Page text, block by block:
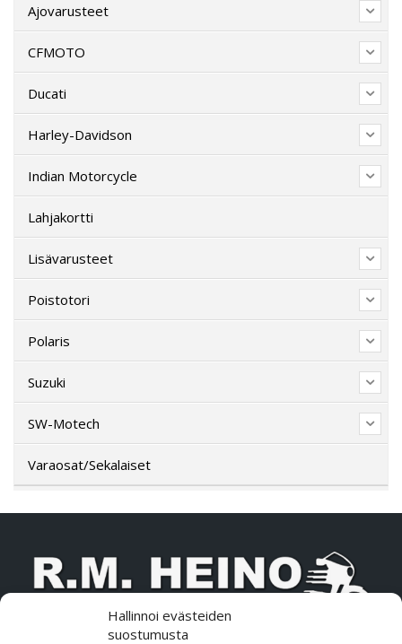
Hallinnoi evästeiden
suostumusta
Ajovarusteet
CFMOTO
Ducati
Harley-Davidson
Indian Motorcycle
Lahjakortti
Lisävarusteet
Poistotori
Polaris
Suzuki
SW-Motech
Varaosat/Sekalaiset